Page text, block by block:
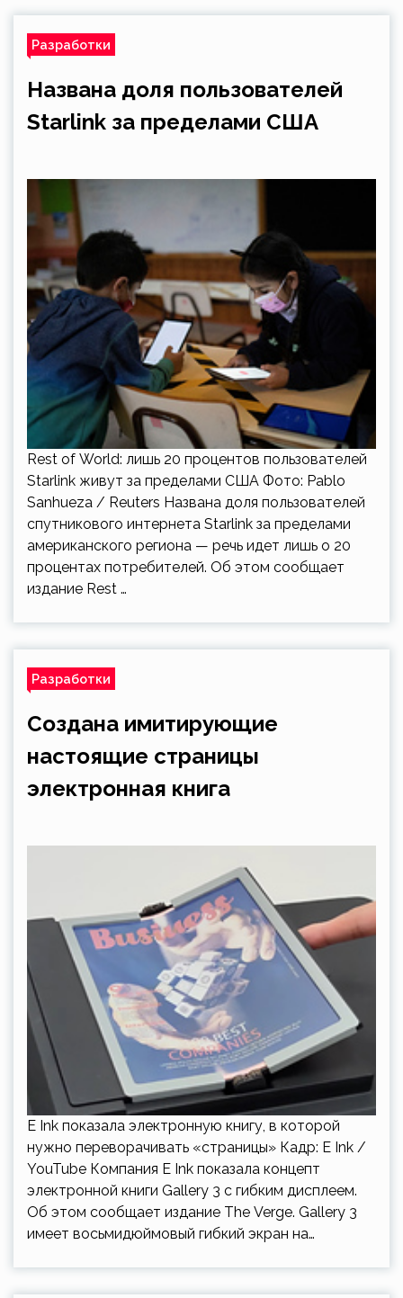
Разработки
Названа доля пользователей
Starlink за пределами США
Rest of World: лишь 20 процентов пользователей
Starlink живут за пределами США Фото: Pablo
Sanhueza / Reuters Названа доля пользователей
спутникового интернета Starlink за пределами
американского региона — речь идет лишь о 20
процентах потребителей. Об этом сообщает
издание Rest …
Разработки
Создана имитирующие
настоящие страницы
электронная книга
E Ink показала электронную книгу, в которой
нужно переворачивать «страницы» Кадр: E Ink /
YouTube Компания E Ink показала концепт
электронной книги Gallery 3 с гибким дисплеем.
Об этом сообщает издание The Verge. Gallery 3
имеет восьмидюймовый гибкий экран на…